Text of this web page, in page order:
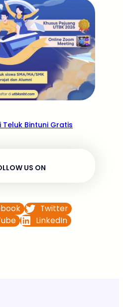
Teluk Bintuni Gratis
US ON
Twitter
LinkedIn